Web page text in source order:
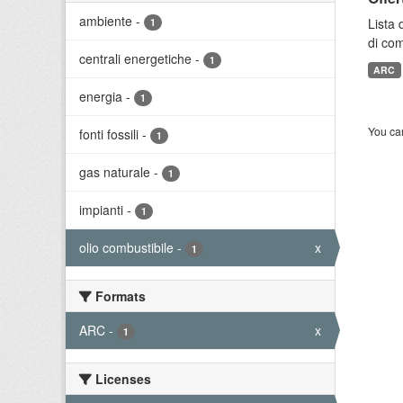
ambiente - 1
centrali energetiche - 1
energia - 1
fonti fossili - 1
gas naturale - 1
impianti - 1
olio combustibile - 1 x
Formats
ARC - 1 x
Licenses
Lista
di
ARC
You